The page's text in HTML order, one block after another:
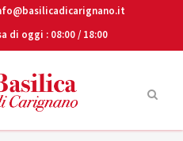
di oggi : 08:00 / 18:00